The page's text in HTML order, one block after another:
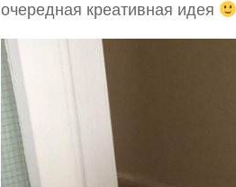
очередная креативная идея